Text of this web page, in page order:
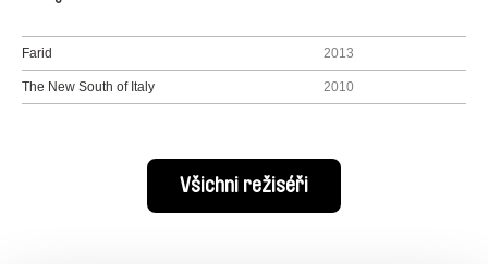
Farid 2013
The New South of Italy 2010
Všichni režiséři